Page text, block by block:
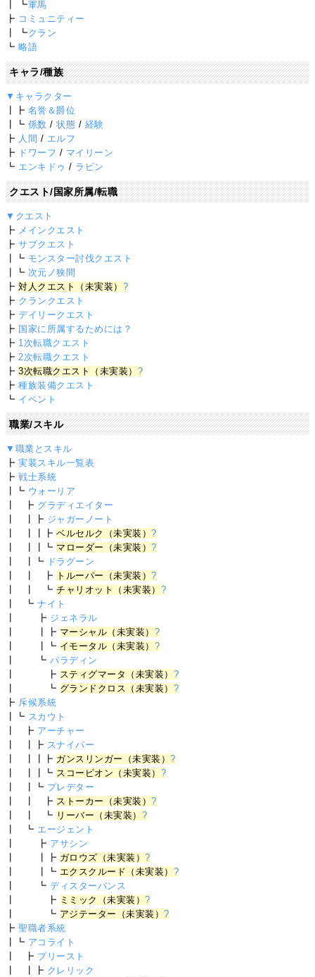
┃ ┗軍馬
┣ コミュニティー
┃ ┗クラン
┗略語
キャラ/種族
▼キャラクター
┃┣ 名誉＆爵位
┃┗ 係数 /状態 / 経験
┣ 人間 / エルフ
┣ ドワーフ / マイリーン
┗ エンキドゥ / ラピン
クエスト/国家所属/転職
▼クエスト
┣ メインクエスト
┣サブクエスト
┃┗ モンスター討伐クエスト
┃┗ 次元ノ狭間
┣対人クエスト（未実装） ?
┣ クランクエスト
┣デイリークエスト
┣ 国家に所属するためには？
┣ 1次転職クエスト
┣2次転職クエスト
┣3次転職クエスト（未実装） ?
┣種族装備クエスト
┗ イベント
職業/スキル
▼職業とスキル
┣実装スキル一覧表
┣戦士系統
┃┗ ウォーリア
┃ ┣ グラディエイター
┃ ┃┣ ジャガーノート
┃ ┃┃┣ベルセルク（未実装）?
┃ ┃┃┗ マローダー（未実装）?
┃ ┃┗ ドラグーン
┃ ┃ ┣ トルーパー（未実装）?
┃ ┃ ┗チャリオット（未実装） ?
┃ ┗ナイト
┃ ┣ ジェネラル
┃ ┃┣ マーシャル（未実装） ?
┃ ┃┗ イモータル（未実装） ?
┃ ┗パラディン
┃ ┣ スティグマータ（未実装） ?
┃ ┗ グランドクロス（未実装） ?
┣ 斥候系統
┃┗ スカウト
┃ ┣ アーチャー
┃ ┃┣ スナイパー
┃ ┃┃┣ ガンスリンガー（未実装）?
┃ ┃┃┗ スコーピオン（未実装） ?
┃ ┃┗ プレデター
┃ ┃ ┣ ストーカー（未実装）?
┃ ┃ ┗ リーバー（未実装） ?
┃ ┗ エージェント
┃ ┣ アサシン
┃ ┃┣ ガロウズ（未実装）?
┃ ┃┗ エクスクルード（未実装） ?
┃ ┗ディスターバンス
┃ ┣ ミミック（未実装）?
┃ ┗ アジテーター（未実装）?
┣聖職者系統
┃┗ アコライト
┃ ┣ プリースト
┃ ┃┣ クレリック